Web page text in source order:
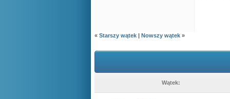
« Starszy wątek | Nowszy wątek »
Wątek: